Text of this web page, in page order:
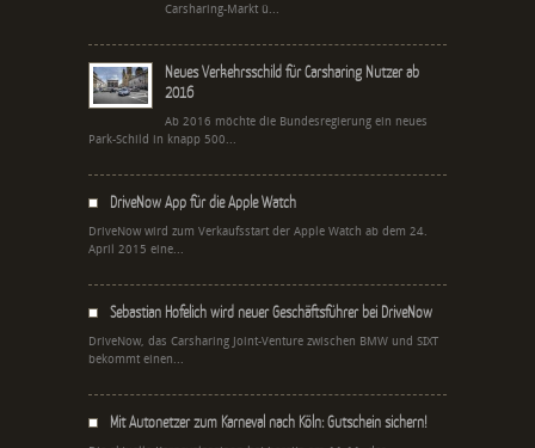
Carsharing-Markt ü...
Neues Verkehrsschild für Carsharing Nutzer ab
2016
Ab 2016 möchte die Bundesregierung ein neues
Park-Schild in knapp 500...
DriveNow App für die Apple Watch
DriveNow wird zum Verkaufsstart der Apple Watch ab dem 24.
April 2015 eine...
Sebastian Hofelich wird neuer Geschäftsführer bei DriveNow
DriveNow, das Carsharing Joint-Venture zwischen BMW und SIXT
bekommt einen...
Mit Autonetzer zum Karneval nach Köln: Gutschein sichern!